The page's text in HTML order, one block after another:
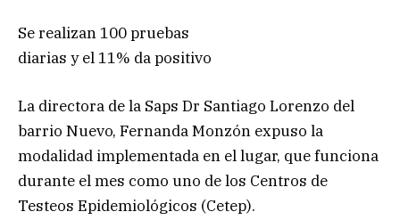
Se realizan 100 pruebas
diarias y el 11% da positivo
La directora de la Saps Dr Santiago Lorenzo del
barrio Nuevo, Fernanda Monzón expuso la
modalidad implementada en el lugar, que funciona
durante el mes como uno de los Centros de
Testeos Epidemiológicos (Cetep).